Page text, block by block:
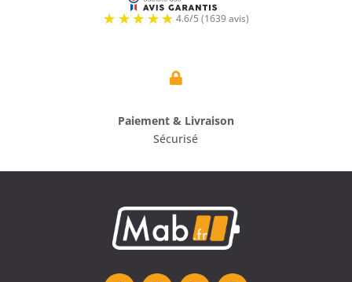

Paiement & Livraison
Sécurisé